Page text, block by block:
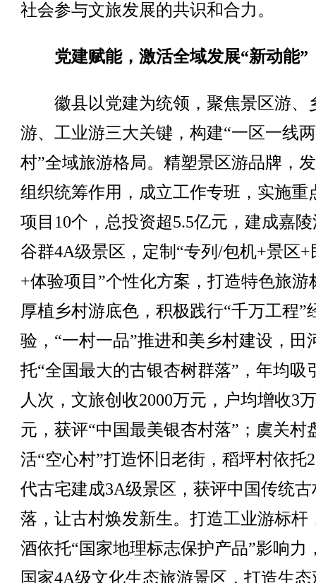
社会参与文旅发展的共识和合力。
党建赋能，激活全域发展“新动能”
徽县以党建为统领，聚焦景区游、
游、工业游三大关键，构建“一区一线
村”全域旅游格局。精塑景区游品牌，
组织统筹作用，成立工作专班，实施重
项目10个，总投资超5.5亿元，建成嘉
谷群4A级景区，定制“专列/包机+景区+
+体验项目”个性化方案，打造特色旅游
厚植乡村游底色，积极践行“千万工程”
验，“一村一品”推进和美乡村建设，田
托“全国最大的古银杏树群落”，年均吸
人次，文旅创收2000万元，户均增收3
元，获评“中国最美银杏村落”；虞关村
活“空心村”打造怀旧老街，稻坪村依托
代古宅建成3A级景区，获评中国传统古
落，让古村焕发新生。打造工业游标杆
酒依托“国家地理标志保护产品”影响力
国家4A级文化生态旅游景区，打造生态